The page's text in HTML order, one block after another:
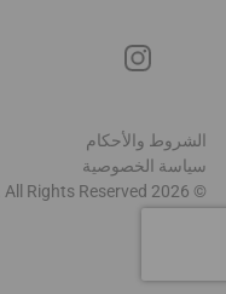
© 2026 Evolve. All Rights Reserved
الشروط والأحكام
سياسة الخصوصية